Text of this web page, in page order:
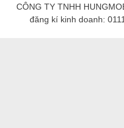
CÔNG TY TNHH
đăng kí kinh doanh: